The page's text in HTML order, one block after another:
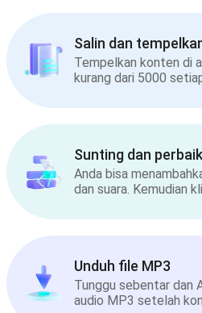
Salin dan
Tempelkan konten di
kurang dari 5000
Sunting dan
Anda bisa
dan suara. Kemudian
Unduh file MP3
Tunggu sebentar dan
audio MP3 setelah